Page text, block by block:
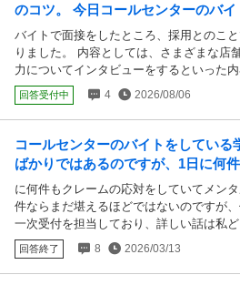
のコツ。 今日コールセンターのバ
採用とのことで来週から出勤するこ
バイトで面接をしたところ、採用とのこ
りました。 内容としては、さまざまな店
力についてインタビューをするといった
ちろん、電話を頻繁に行った経験は一度
常に心配だし、何よりコツも分かりませ
修期間はありますが、出勤前に覚えれる
とがあればそれは積極的に吸収したいで
方に、アポ取りのコツをご教示していた
聞いておきたい点があれば都度補足しま
回答受付中 4 2026/08/06
コールセンターのバイトをしている
ばかりではあるのですが、1日に何
いてメンタルがやられそうです。 1
に何件もクレームの応対をしていてメン
件ならまだ堪えるほどではないのですが
一次受付を担当しており、詳しい話は私
めご質問やご要望にもお答えできない)と
も、ご高齢のお客様ばかりのため上手く
関係のないクレームを言われ続けます。
回答終了 8 2026/03/13